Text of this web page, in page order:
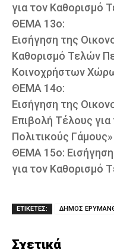
για τον Καθορισμό
ΘΕΜΑ 13ο:
Εισήγηση της
Καθορισμό Τελών
Κοινοχρήστων
ΘΕΜΑ 14ο:
Εισήγηση της
Επιβολή Τέλους για
Πολιτικούς Γάμους»
ΘΕΜΑ 15ο: Εισήγηση
για τον Καθορισμό
ΕΤΙΚΕΤΕΣ: ΔΗΜΟΣ
Σχετικά